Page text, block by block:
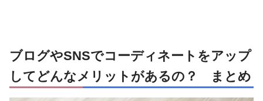
ブログやSNSでコーディネートをアップ
してどんなメリットがあるの？ まとめ